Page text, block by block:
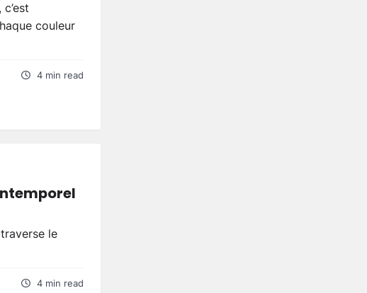
couleur
4 min read
le
4 min read